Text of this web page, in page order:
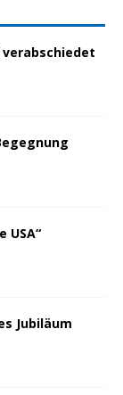
USA“
Jubiläum